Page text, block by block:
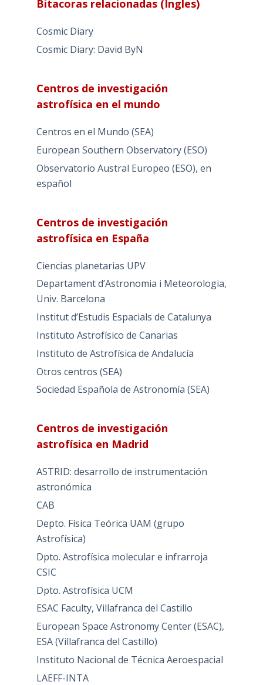
Bitacoras relacionadas (Ingles)
Cosmic Diary
Cosmic Diary: David ByN
Centros de investigación
astrofísica en el mundo
Centros en el Mundo (SEA)
European Southern Observatory (ESO)
Observatorio Austral Europeo (ESO), en
español
Centros de investigación
astrofísica en España
Ciencias planetarias UPV
Departament d’Astronomia i Meteorologia,
Univ. Barcelona
Institut d’Estudis Espacials de Catalunya
Instituto Astrofísico de Canarias
Instituto de Astrofísica de Andalucía
Otros centros (SEA)
Sociedad Española de Astronomía (SEA)
Centros de investigación
astrofísica en Madrid
ASTRID: desarrollo de instrumentación
astronómica
CAB
Depto. Física Teórica UAM (grupo
Astrofísica)
Dpto. Astrofísica molecular e infrarroja
CSIC
Dpto. Astrofísica UCM
ESAC Faculty, Villafranca del Castillo
European Space Astronomy Center (ESAC),
ESA (Villafranca del Castillo)
Instituto Nacional de Técnica Aeroespacial
LAEFF-INTA